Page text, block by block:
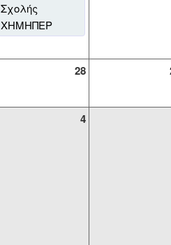
Σχολής
ΧΗΜΗΠΕΡ
28
4